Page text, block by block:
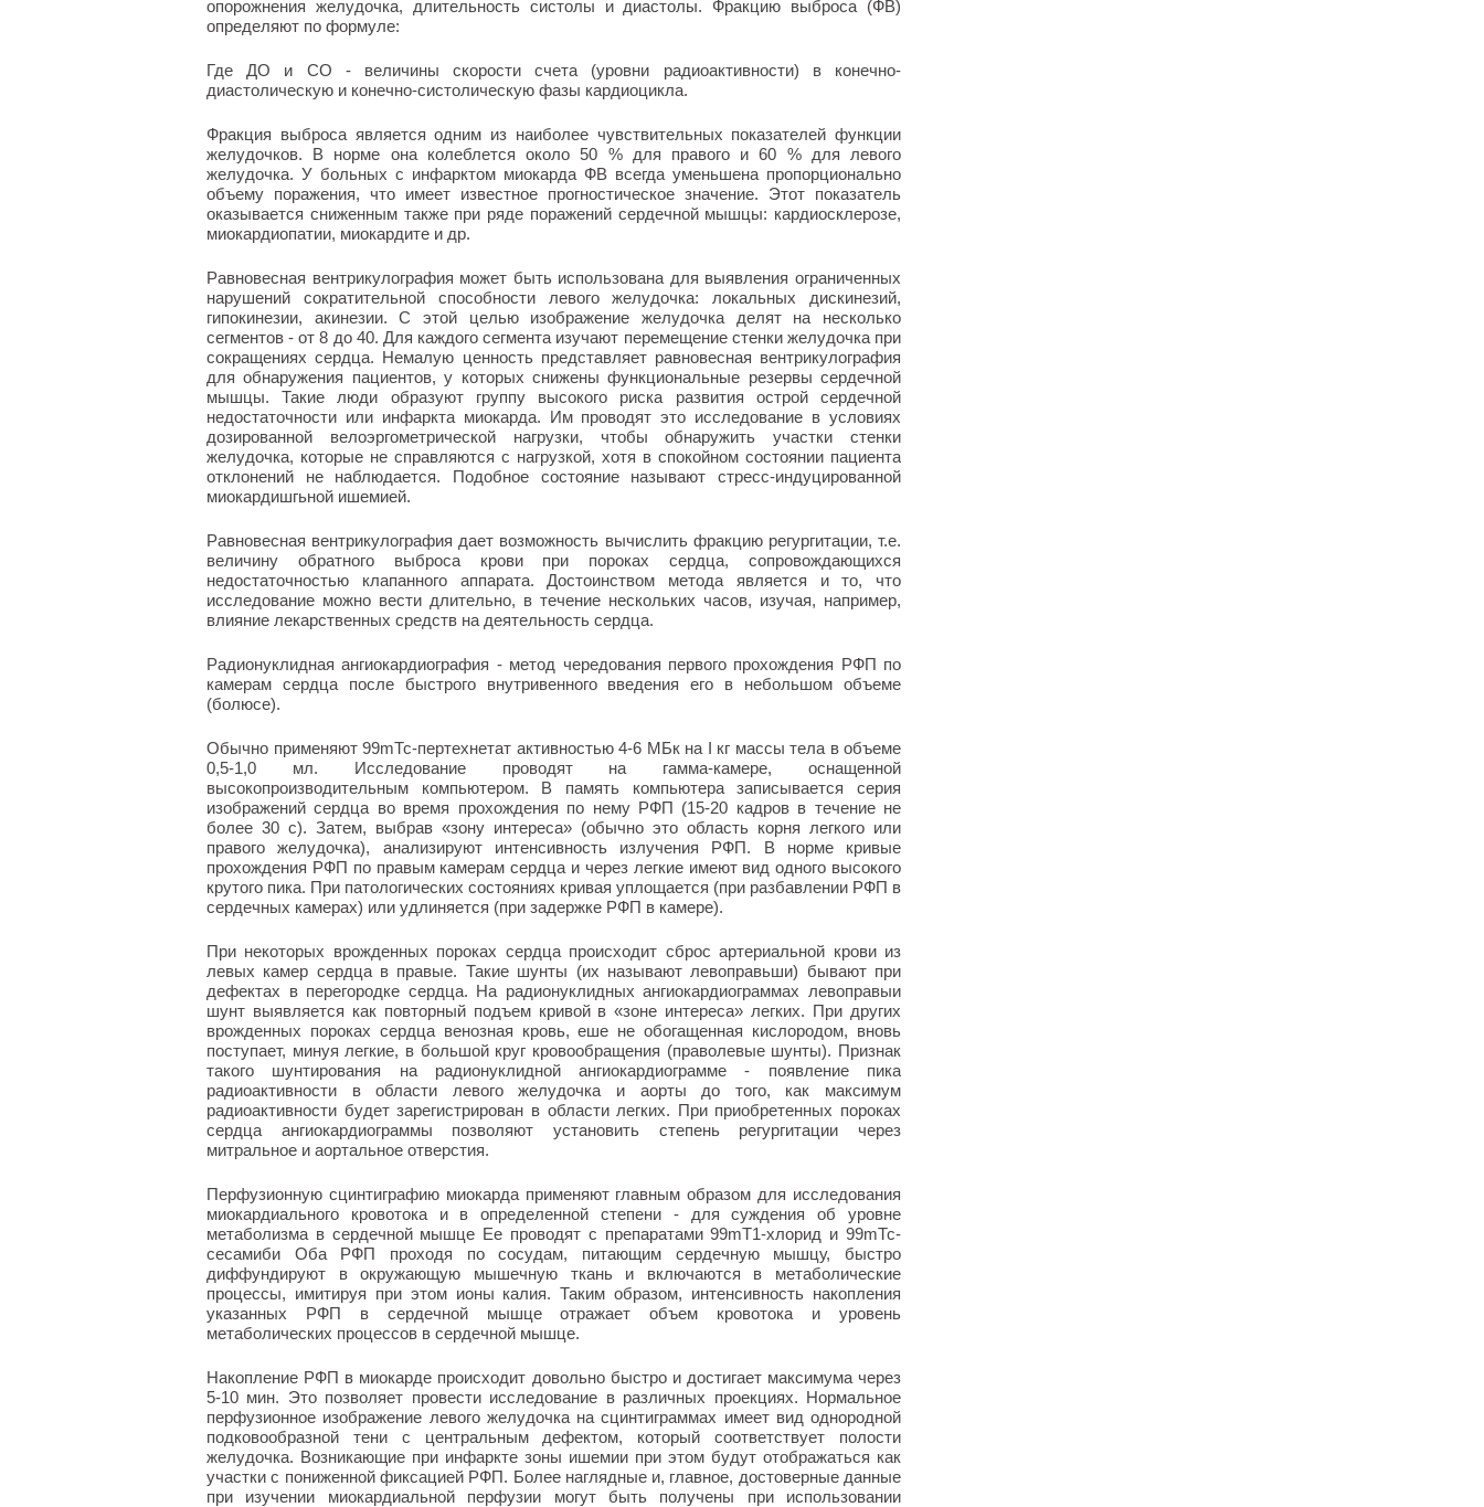
опорожнения желудочка, длительность систолы и диастолы. Фракцию выброса (ФВ)
определяют по формуле:
Где ДО и СО - величины скорости счета (уровни радиоактивности) в конечно-
диастолическую и конечно-систолическую фазы кардиоцикла.
Фракция выброса является одним из наиболее чувствительных показателей функции
желудочков. В норме она колеблется около 50 % для правого и 60 % для левого
желудочка. У больных с инфарктом миокарда ФВ всегда уменьшена пропорционально
объему поражения, что имеет известное прогностическое значение. Этот показатель
оказывается сниженным также при ряде поражений сердечной мышцы: кардиосклерозе,
миокардиопатии, миокардите и др.
Равновесная вентрикулография может быть использована для выявления ограниченных
нарушений сократительной способности левого желудочка: локальных дискинезий,
гипокинезии, акинезии. С этой целью изображение желудочка делят на несколько
сегментов - от 8 до 40. Для каждого сегмента изучают перемещение стенки желудочка при
сокращениях сердца. Немалую ценность представляет равновесная вентрикулография
для обнаружения пациентов, у которых снижены функциональные резервы сердечной
мышцы. Такие люди образуют группу высокого риска развития острой сердечной
недостаточности или инфаркта миокарда. Им проводят это исследование в условиях
дозированной велоэргометрической нагрузки, чтобы обнаружить участки стенки
желудочка, которые не справляются с нагрузкой, хотя в спокойном состоянии пациента
отклонений не наблюдается. Подобное состояние называют стресс-индуцированной
миокардишгьной ишемией.
Равновесная вентрикулография дает возможность вычислить фракцию регургитации, т.е.
величину обратного выброса крови при пороках сердца, сопровождающихся
недостаточностью клапанного аппарата. Достоинством метода является и то, что
исследование можно вести длительно, в течение нескольких часов, изучая, например,
влияние лекарственных средств на деятельность сердца.
Радионуклидная ангиокардиография - метод чередования первого прохождения РФП по
камерам сердца после быстрого внутривенного введения его в небольшом объеме
(болюсе).
Обычно применяют 99mТс-пертехнетат активностью 4-6 МБк на I кг массы тела в объеме
0,5-1,0 мл. Исследование проводят на гамма-камере, оснащенной
высокопроизводительным компьютером. В память компьютера записывается серия
изображений сердца во время прохождения по нему РФП (15-20 кадров в течение не
более 30 с). Затем, выбрав «зону интереса» (обычно это область корня легкого или
правого желудочка), анализируют интенсивность излучения РФП. В норме кривые
прохождения РФП по правым камерам сердца и через легкие имеют вид одного высокого
крутого пика. При патологических состояниях кривая уплощается (при разбавлении РФП в
сердечных камерах) или удлиняется (при задержке РФП в камере).
При некоторых врожденных пороках сердца происходит сброс артериальной крови из
левых камер сердца в правые. Такие шунты (их называют левоправьши) бывают при
дефектах в перегородке сердца. На радионуклидных ангиокардиограммах левоправыи
шунт выявляется как повторный подъем кривой в «зоне интереса» легких. При других
врожденных пороках сердца венозная кровь, еше не обогащенная кислородом, вновь
поступает, минуя легкие, в большой круг кровообращения (праволевые шунты). Признак
такого шунтирования на радионуклидной ангиокардиограмме - появление пика
радиоактивности в области левого желудочка и аорты до того, как максимум
радиоактивности будет зарегистрирован в области легких. При приобретенных пороках
сердца ангиокардиограммы позволяют установить степень регургитации через
митральное и аортальное отверстия.
Перфузионную сцинтиграфию миокарда применяют главным образом для исследования
миокардиального кровотока и в определенной степени - для суждения об уровне
метаболизма в сердечной мышце Ее проводят с препаратами99mТ1-хлорид и99mТс-
сесамиби Оба РФП проходя по сосудам, питающим сердечную мышцу, быстро
диффундируют в окружающую мышечную ткань и включаются в метаболические
процессы, имитируя при этом ионы калия. Таким образом, интенсивность накопления
указанных РФП в сердечной мышце отражает объем кровотока и уровень
метаболических процессов в сердечной мышце.
Накопление РФП в миокарде происходит довольно быстро и достигает максимума через
5-10 мин. Это позволяет провести исследование в различных проекциях. Нормальное
перфузионное изображение левого желудочка на сцинтиграммах имеет вид однородной
подковообразной тени с центральным дефектом, который соответствует полости
желудочка. Возникающие при инфаркте зоны ишемии при этом будут отображаться как
участки с пониженной фиксацией РФП. Более наглядные и, главное, достоверные данные
при изучении миокардиальной перфузии могут быть получены при использовании